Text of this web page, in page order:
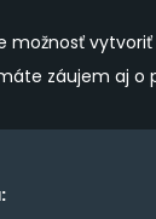
možnosť
záujem aj o